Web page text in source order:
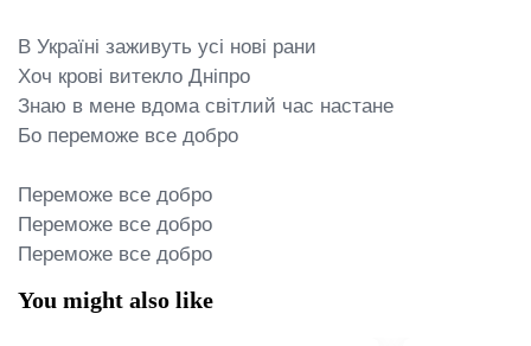
В Україні заживуть усі нові рани
Хоч крові витекло Дніпро
Знаю в мене вдома світлий час настане
Бо переможе все добро
Переможе все добро
Переможе все добро
Переможе все добро
You might also like